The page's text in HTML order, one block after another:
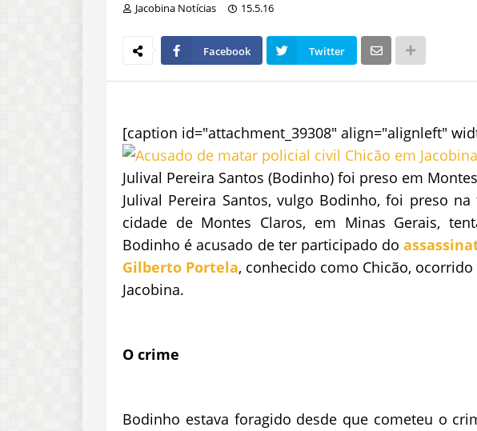
Jacobina Notícias 15.5.16
Facebook Twitter
[caption id="attachment_39308" align="alignleft"
Julival Pereira Santos (Bodinho) foi preso em
Julival Pereira Santos, vulgo Bodinho, foi preso
cidade de Montes Claros, em Minas Gerais,
Bodinho é acusado de ter participado do
Gilberto Portela, conhecido como Chicão,
Jacobina.
O crime
Bodinho estava foragido desde que cometeu o